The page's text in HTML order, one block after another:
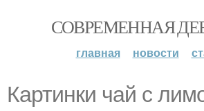
СОВРЕМЕННАЯ
главная новости
Картинки чай с